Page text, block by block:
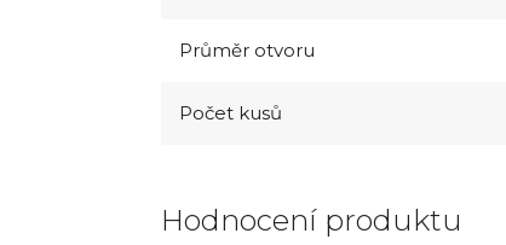
Průměr otvoru
Počet kusů
Hodnocení produktu